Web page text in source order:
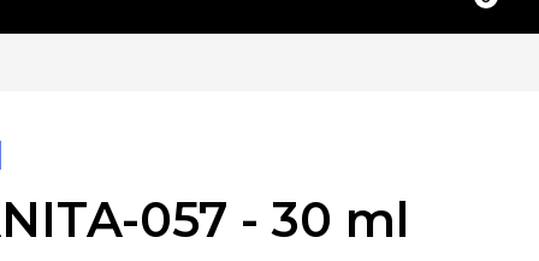
057 - 30 ml